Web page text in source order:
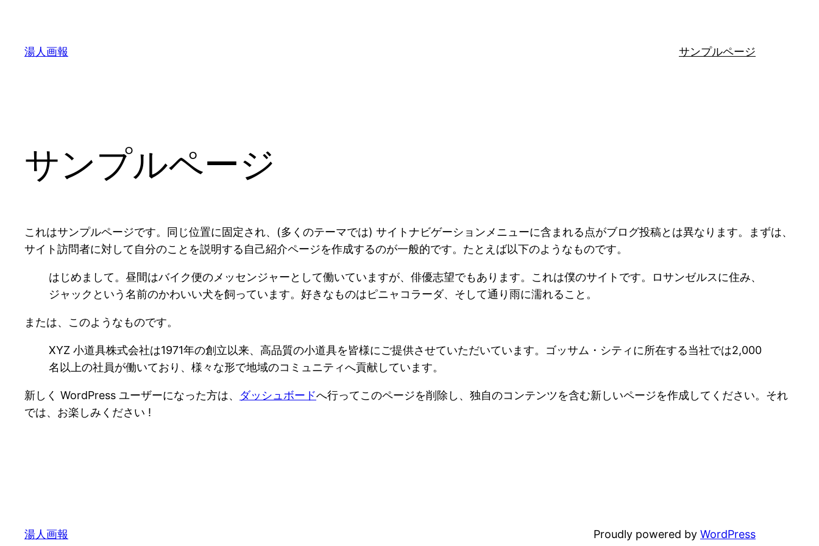
湯人画報 サンプルページ
サンプルページ
これはサンプルページです。同じ位置に固定され、(多くのテーマでは) サイトナビゲーションメニューに含まれる点がブログ投稿とは異なります。まずは、
サイト訪問者に対して自分のことを説明する自己紹介ページを作成するのが一般的です。たとえば以下のようなものです。
はじめまして。昼間はバイク便のメッセンジャーとして働いていますが、俳優志望でもあります。これは僕のサイトです。ロサンゼルスに住み、
ジャックという名前のかわいい犬を飼っています。好きなものはピニャコラーダ、そして通り雨に濡れること。
または、このようなものです。
XYZ 小道具株式会社は1971年の創立以来、高品質の小道具を皆様にご提供させていただいています。ゴッサム・シティに所在する当社では2,000
名以上の社員が働いており、様々な形で地域のコミュニティへ貢献しています。
新しく WordPress ユーザーになった方は、 ダッシュボードへ行ってこのページを削除し、独自のコンテンツを含む新しいページを作成してください。それ
では、お楽しみください !
湯人画報 Proudly powered by WordPress